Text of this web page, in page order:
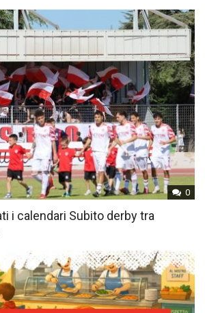
0
i calendari Subito derby tra